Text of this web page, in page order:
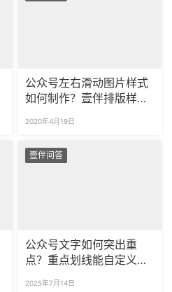
公众号左右滑动图片样式
如何制作？壹伴排版样式
2020年4月19日
壹伴问答
公众号文字如何突出重
点？重点划线能自定义样
2025年7月14日